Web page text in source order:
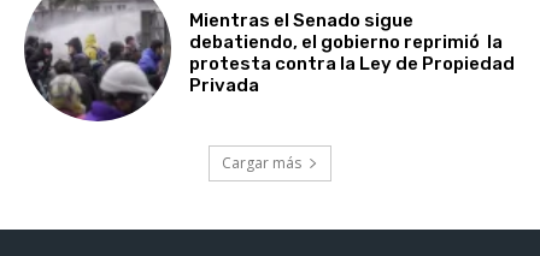
Mientras el Senado sigue
debatiendo, el gobierno reprimió la
protesta contra la Ley de Propiedad
Privada
Cargar más